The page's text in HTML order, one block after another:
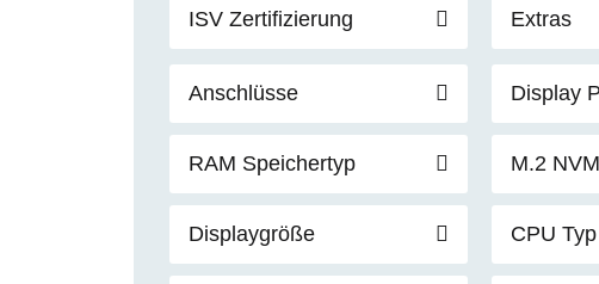
ISV Zertifizierung Extras
Anschlüsse Display
RAM Speichertyp M.2
Displaygröße CPU Typ